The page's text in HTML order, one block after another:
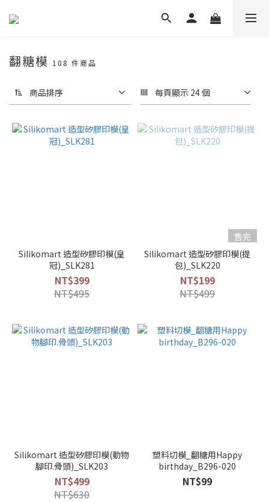
翻糖模 108 件商品
商品排序 每頁顯示 24 個
Silikomart 造型矽膠印模(皇
冠)_SLK281
NT$399
NT$495
售完
Silikomart 造型矽膠印模(提
包)_SLK220
NT$199
NT$499
Silikomart 造型矽膠印模(動物
腳印.骨頭)_SLK203
NT$499
NT$630
塑料切模_翻糖用Happy
birthday_B296-020
NT$99